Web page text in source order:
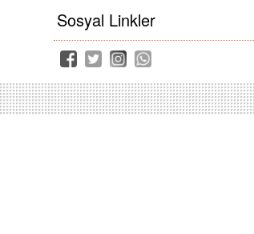
Sosyal Linkler